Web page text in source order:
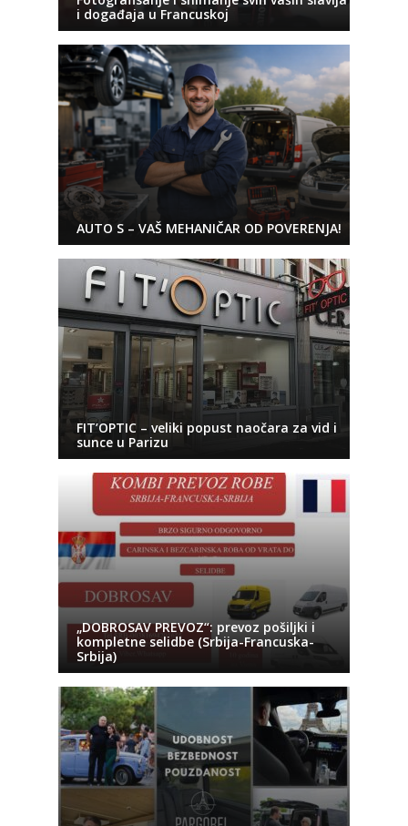
i događaja u Francuskoj
AUTO S – VAŠ MEHANIČAR OD POVERENJA!
FIT’OPTIC – veliki popust naočara za vid i
sunce u Parizu
„DOBROSAV PREVOZ“: prevoz pošiljki i
kompletne selidbe (Srbija-Francuska-
Srbija)